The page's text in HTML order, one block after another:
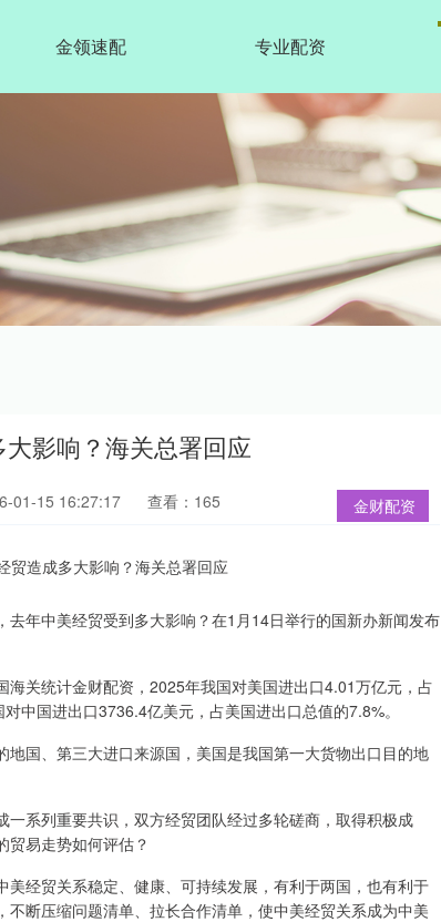
金领速配 专业配资
影响？海关总署回应
金财配资
01-15 16:27:17 查看：165
年中美经贸受到多大影响？在1月14日举行的国新办新闻发布
关统计金财配资，2025年我国对美国进出口4.01万亿元，占
中国进出口3736.4亿美元，占美国进出口总值的7.8%。
国、第三大进口来源国，美国是我国第一大货物出口目的地
系列重要共识，双方经贸团队经过多轮磋商，取得积极成
贸易走势如何评估？
经贸关系稳定、健康、可持续发展，有利于两国，也有利于
断压缩问题清单、拉长合作清单，使中美经贸关系成为中美